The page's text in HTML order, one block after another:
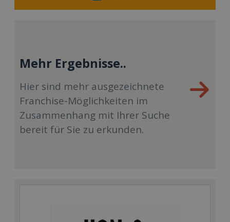
Mehr Ergebnisse..
Hier sind mehr ausgezeichnete
Franchise-Möglichkeiten im
Zusammenhang mit Ihrer Suche
bereit für Sie zu erkunden.